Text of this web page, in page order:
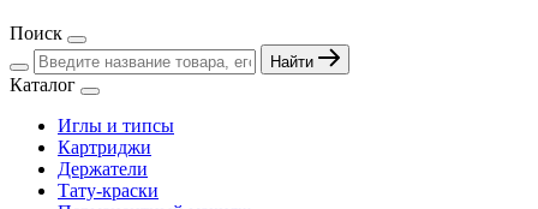
Поиск
Найти
Каталог
Иглы и типсы
Картриджи
Держатели
Тату-краски